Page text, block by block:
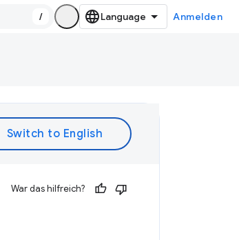
/ Anmelden
War das hilfreich?